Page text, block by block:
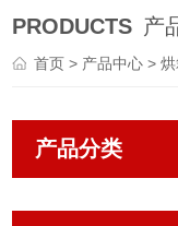
PRODUCTS 产
首页> 产品中心>
产品分类